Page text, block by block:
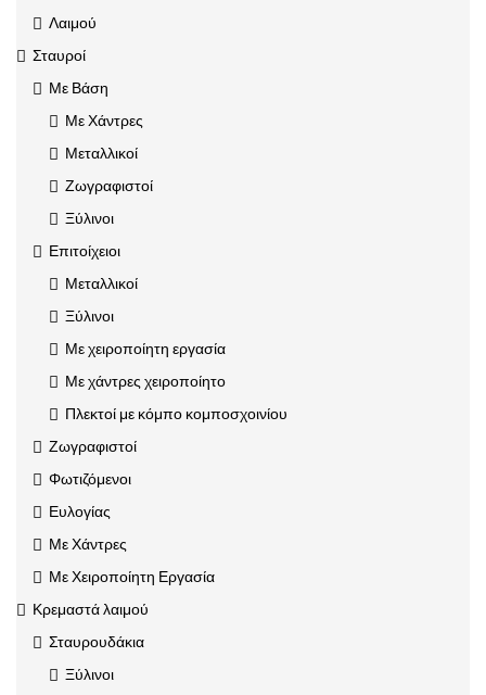
Λαιμού
Σταυροί
Με Βάση
Με Χάντρες
Μεταλλικοί
Ζωγραφιστοί
Ξύλινοι
Επιτοίχειοι
Μεταλλικοί
Ξύλινοι
Με χειροποίητη εργασία
Με χάντρες χειροποίητο
Πλεκτοί με κόμπο κομποσχοινίου
Ζωγραφιστοί
Φωτιζόμενοι
Ευλογίας
Με Χάντρες
Με Χειροποίητη Εργασία
Κρεμαστά λαιμού
Σταυρουδάκια
Ξύλινοι